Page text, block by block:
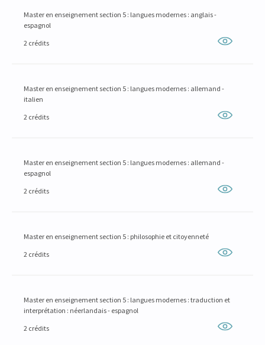
Master en enseignement section 5 : langues modernes : anglais -
espagnol
2 crédits
Master en enseignement section 5 : langues modernes : allemand -
italien
2 crédits
Master en enseignement section 5 : langues modernes : allemand -
espagnol
2 crédits
Master en enseignement section 5 : philosophie et citoyenneté
2 crédits
Master en enseignement section 5 : langues modernes : traduction et
interprétation : néerlandais - espagnol
2 crédits